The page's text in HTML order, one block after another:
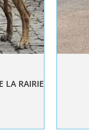
LA RAIRIE